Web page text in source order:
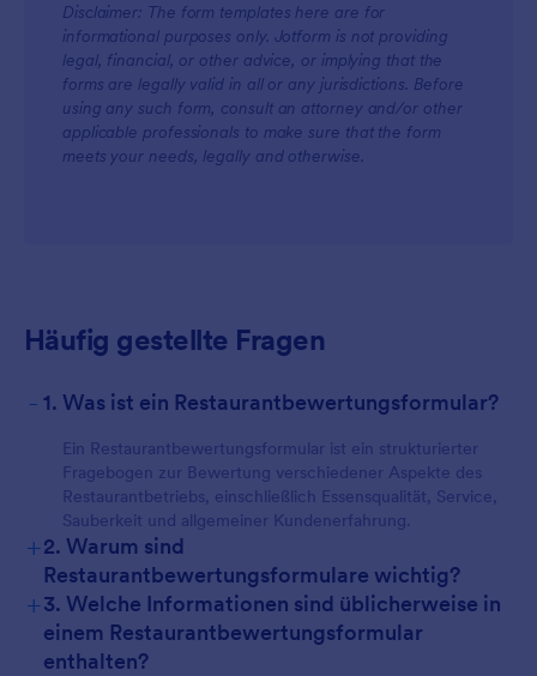
Disclaimer: The form templates here are for
informational purposes only. Jotform is not providing
legal, financial, or other advice, or implying that the
forms are legally valid in all or any jurisdictions. Before
using any such form, consult an attorney and/or other
applicable professionals to make sure that the form
meets your needs, legally and otherwise.
Häufig gestellte Fragen
- 1. Was ist ein Restaurantbewertungsformular?
Ein Restaurantbewertungsformular ist ein strukturierter
Fragebogen zur Bewertung verschiedener Aspekte des
Restaurantbetriebs, einschließlich Essensqualität, Service,
Sauberkeit und allgemeiner Kundenerfahrung.
+2. Warum sind
Restaurantbewertungsformulare wichtig?
+3. Welche Informationen sind üblicherweise in
einem Restaurantbewertungsformular
enthalten?